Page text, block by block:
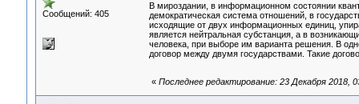
Сообщений: 405
В мироздании, в информационном состоянии
демократическая система отношений, в
исходящие от двух информационных единиц,
является нейтральная субстанция, а в
человека, при выборе им варианта решения. В
договор между двумя государствами. Такие
« Последнее редактирование: 23 Декабря 2018,